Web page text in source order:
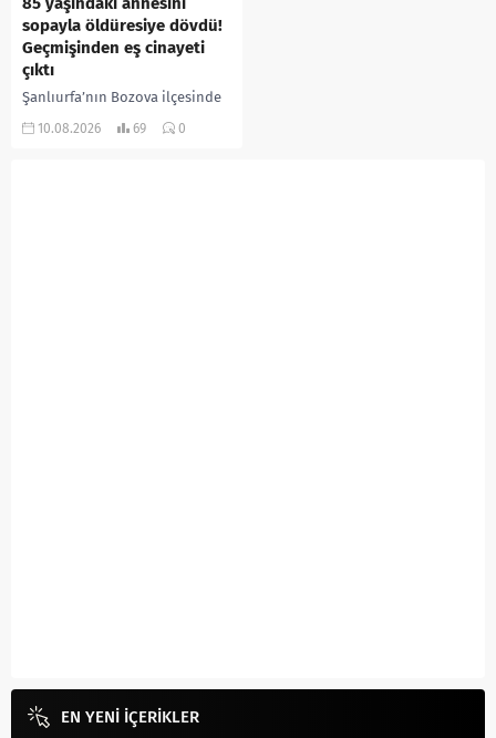
sopayla öldüresiye dövdü!
Geçmişinden eş cinayeti
çıktı
Şanlıurfa’nın Bozova ilçesinde
85 yaşındaki İslim Yaprak, 53
10.08.2026 69 0
EN YENİ İÇERİKLER